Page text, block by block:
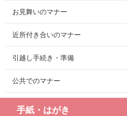
お見舞いのマナー
近所付き合いのマナー
引越し手続き・準備
公共でのマナー
手紙・はがき